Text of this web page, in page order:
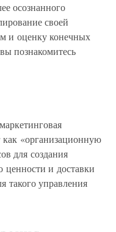
осознанного
своей
и оценку конечных
познакомитесь
как «организационную
для создания
ценности и доставки
такого управления